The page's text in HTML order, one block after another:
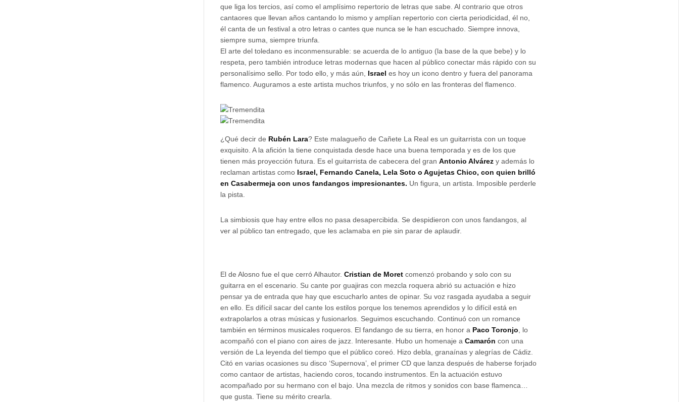
que liga los tercios, así como el amplísimo repertorio de letras que sabe. Al contrario que otros
cantaores que llevan años cantando lo mismo y amplían repertorio con cierta periodicidad, él no,
él canta de un festival a otro letras o cantes que nunca se le han escuchado. Siempre innova,
siempre suma, siempre triunfa.
El arte del toledano es inconmensurable: se acuerda de lo antiguo (la base de la que bebe) y lo
respeta, pero también introduce letras modernas que hacen al público conectar más rápido con su
personalísimo sello. Por todo ello, y más aún, Israel es hoy un icono dentro y fuera del panorama
flamenco. Auguramos a este artista muchos triunfos, y no sólo en las fronteras del flamenco.
¿Qué decir de Rubén Lara? Este malagueño de Cañete La Real es un guitarrista con un toque
exquisito. A la afición la tiene conquistada desde hace una buena temporada y es de los que
tienen más proyección futura. Es el guitarrista de cabecera del granAntonio Alvárez y además lo
reclaman artistas como Israel, Fernando Canela, Lela Soto o Agujetas Chico, con quien brilló
en Casabermeja con unos fandangos impresionantes. Un figura, un artista. Imposible perderle
la pista.
La simbiosis que hay entre ellos no pasa desapercibida. Se despidieron con unos fandangos, al
ver al público tan entregado, que les aclamaba en pie sin parar de aplaudir.
El de Alosno fue el que cerró Alhautor.Cristian de Moretcomenzó probando y solo con su
guitarra en el escenario. Su cante por guajiras con mezcla roquera abrió su actuación e hizo
pensar ya de entrada que hay que escucharlo antes de opinar. Su voz rasgada ayudaba a seguir
en ello. Es difícil sacar del cante los estilos porque los tenemos aprendidos y lo difícil está en
extrapolarlos a otras músicas y fusionarlos. Seguimos escuchando. Continuó con un romance
también en términos musicales roqueros. El fandango de su tierra, en honor a Paco Toronjo , lo
acompañó con el piano con aires de jazz. Interesante. Hubo un homenaje aCamarón con una
versión de La leyenda del tiempo que el público coreó. Hizo debla, granaínas y alegrías de Cádiz.
Citó en varias ocasiones su disco ‘Supernova’, el primer CD que lanza después de haberse forjado
como cantaor de artistas, haciendo coros, tocando instrumentos. En la actuación estuvo
acompañado por su hermano con el bajo. Una mezcla de ritmos y sonidos con base flamenca…
que gusta. Tiene su mérito crearla.